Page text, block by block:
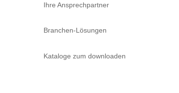
Ihre Ansprechpartner
Branchen-Lösungen
Kataloge zum downloaden